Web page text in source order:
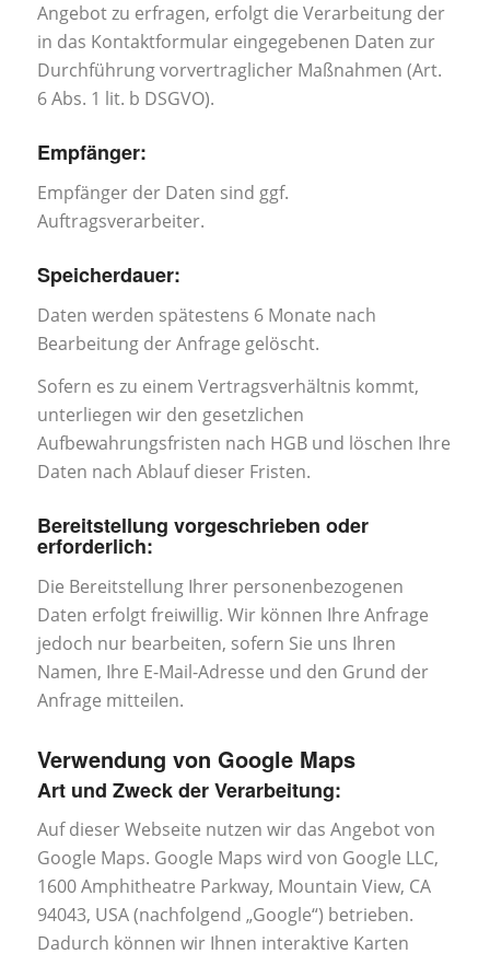
Angebot zu erfragen, erfolgt die Verarbeitung der
in das Kontaktformular eingegebenen Daten zur
Durchführung vorvertraglicher Maßnahmen (Art.
6 Abs. 1 lit. b DSGVO).
Empfänger:
Empfänger der Daten sind ggf.
Auftragsverarbeiter.
Speicherdauer:
Daten werden spätestens 6 Monate nach
Bearbeitung der Anfrage gelöscht.
Sofern es zu einem Vertragsverhältnis kommt,
unterliegen wir den gesetzlichen
Aufbewahrungsfristen nach HGB und löschen Ihre
Daten nach Ablauf dieser Fristen.
Bereitstellung vorgeschrieben oder
erforderlich:
Die Bereitstellung Ihrer personenbezogenen
Daten erfolgt freiwillig. Wir können Ihre Anfrage
jedoch nur bearbeiten, sofern Sie uns Ihren
Namen, Ihre E-Mail-Adresse und den Grund der
Anfrage mitteilen.
Verwendung von Google Maps
Art und Zweck der Verarbeitung:
Auf dieser Webseite nutzen wir das Angebot von
Google Maps. Google Maps wird von Google LLC,
1600 Amphitheatre Parkway, Mountain View, CA
94043, USA (nachfolgend „Google“) betrieben.
Dadurch können wir Ihnen interaktive Karten